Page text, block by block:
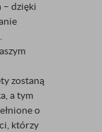
– dzięki
zostaną
a tym
o
którzy